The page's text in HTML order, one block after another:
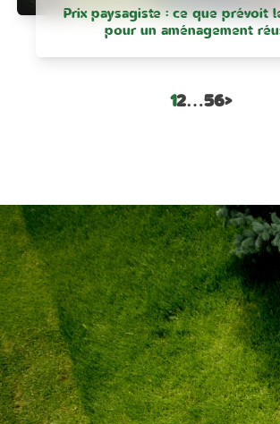
Prix paysagiste : ce que prévoit
pour un aménagement
12…56>